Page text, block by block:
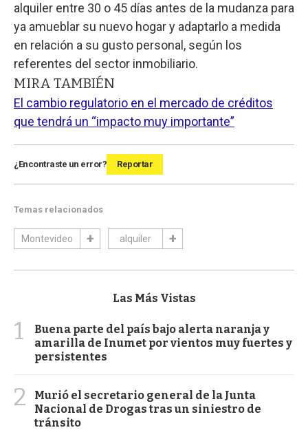
alquiler entre 30 o 45 días antes de la mudanza para
ya amueblar su nuevo hogar y adaptarlo a medida
en relación a su gusto personal, según los
referentes del sector inmobiliario.
MIRA TAMBIÉN
El cambio regulatorio en el mercado de créditos
que tendrá un “impacto muy importante”
¿Encontraste un error? Reportar
Temas relacionados
Montevideo alquiler
Las Más Vistas
1
Buena parte del país bajo alerta naranja y
amarilla de Inumet por vientos muy fuertes y
persistentes
2
Murió el secretario general de la Junta
Nacional de Drogas tras un siniestro de
tránsito